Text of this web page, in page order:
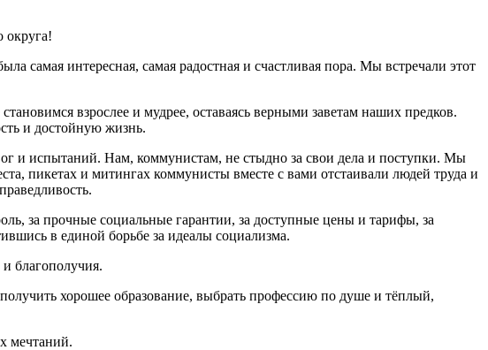
округа!
самая интересная, самая радостная и счастливая пора. Мы встречали этот
взрослее и мудрее, оставаясь верными заветам наших предков.
и достойную жизнь.
и испытаний. Нам, коммунистам, не стыдно за свои дела и поступки. Мы
пикетах и митингах коммунисты вместе с вами отстаивали людей труда и
за прочные социальные гарантии, за доступные цены и тарифы, за
в единой борьбе за идеалы социализма.
благополучия.
хорошее образование, выбрать профессию по душе и тёплый,
мечтаний.